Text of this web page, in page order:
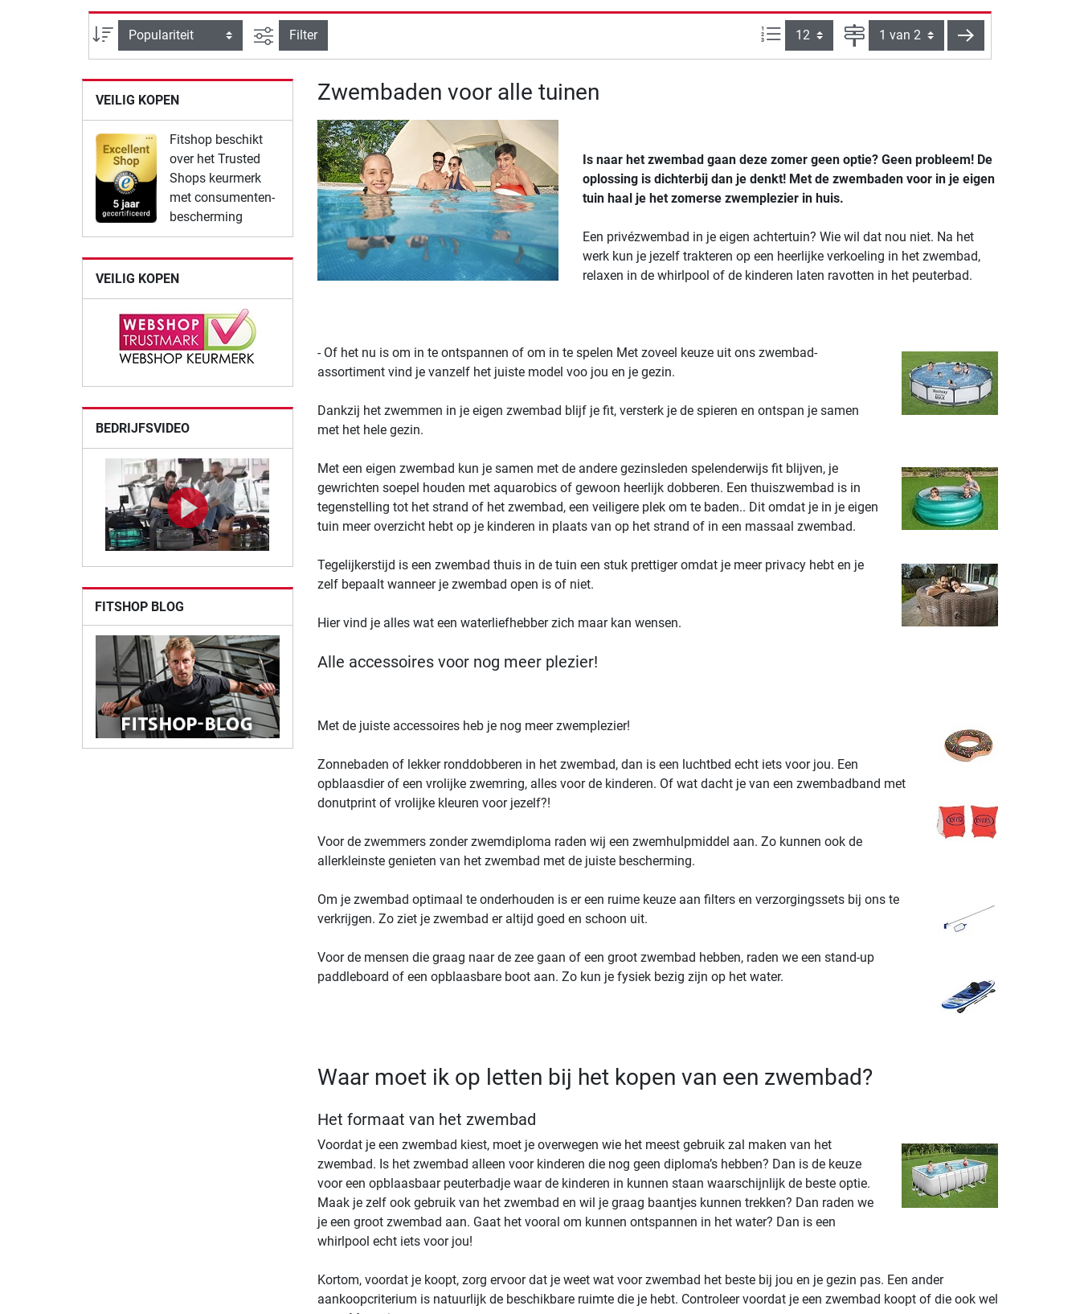
Sortering Zoeken binnen de resultaten
Filter Artikelen per pagina:
Pagina verder
VEILIG KOPEN
Fitshop beschikt
over het Trusted
Shops keurmerk
met consumenten-
bescherming
VEILIG KOPEN
BEDRIJFSVIDEO
FITSHOP BLOG
Zwembaden voor alle tuinen
Is naar het zwembad gaan deze zomer geen optie? Geen probleem! De
oplossing is dichterbij dan je denkt! Met de zwembaden voor in je eigen
tuin haal je het zomerse zwemplezier in huis.
Een privézwembad in je eigen achtertuin? Wie wil dat nou niet. Na het
werk kun je jezelf trakteren op een heerlijke verkoeling in het zwembad,
relaxen in de whirlpool of de kinderen laten ravotten in het peuterbad.
- Of het nu is om in te ontspannen of om in te spelen Met zoveel keuze uit ons zwembad-
assortiment vind je vanzelf het juiste model voo jou en je gezin.
Dankzij het zwemmen in je eigen zwembad blijf je fit, versterk je de spieren en ontspan je samen
met het hele gezin.
Met een eigen zwembad kun je samen met de andere gezinsleden spelenderwijs fit blijven, je
gewrichten soepel houden met aquarobics of gewoon heerlijk dobberen. Een thuiszwembad is in
tegenstelling tot het strand of het zwembad, een veiligere plek om te baden.. Dit omdat je in je eigen
tuin meer overzicht hebt op je kinderen in plaats van op het strand of in een massaal zwembad.
Tegelijkerstijd is een zwembad thuis in de tuin een stuk prettiger omdat je meer privacy hebt en je
zelf bepaalt wanneer je zwembad open is of niet.
Hier vind je alles wat een waterliefhebber zich maar kan wensen.
Alle accessoires voor nog meer plezier!
Met de juiste accessoires heb je nog meer zwemplezier!
Zonnebaden of lekker ronddobberen in het zwembad, dan is een luchtbed echt iets voor jou. Een
opblaasdier of een vrolijke zwemring, alles voor de kinderen. Of wat dacht je van een zwembadband met
donutprint of vrolijke kleuren voor jezelf?!
Voor de zwemmers zonder zwemdiploma raden wij een zwemhulpmiddel aan. Zo kunnen ook de
allerkleinste genieten van het zwembad met de juiste bescherming.
Om je zwembad optimaal te onderhouden is er een ruime keuze aan filters en verzorgingssets bij ons te
verkrijgen. Zo ziet je zwembad er altijd goed en schoon uit.
Voor de mensen die graag naar de zee gaan of een groot zwembad hebben, raden we een stand-up
paddleboard of een opblaasbare boot aan. Zo kun je fysiek bezig zijn op het water.
Waar moet ik op letten bij het kopen van een zwembad?
Het formaat van het zwembad
Voordat je een zwembad kiest, moet je overwegen wie het meest gebruik zal maken van het
zwembad. Is het zwembad alleen voor kinderen die nog geen diploma’s hebben? Dan is de keuze
voor een opblaasbaar peuterbadje waar de kinderen in kunnen staan waarschijnlijk de beste optie.
Maak je zelf ook gebruik van het zwembad en wil je graag baantjes kunnen trekken? Dan raden we
je een groot zwembad aan. Gaat het vooral om kunnen ontspannen in het water? Dan is een
whirlpool echt iets voor jou!
Kortom, voordat je koopt, zorg ervoor dat je weet wat voor zwembad het beste bij jou en je gezin pas. Een ander
aankoopcriterium is natuurlijk de beschikbare ruimte die je hebt. Controleer voordat je een zwembad koopt of die ook wel